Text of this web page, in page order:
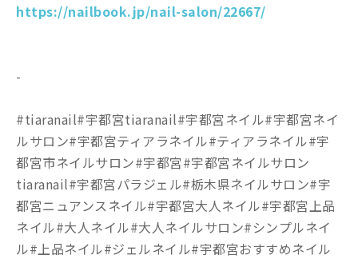
https://nailbook.jp/nail-salon/22667/
-
#tiaranail#宇都宮tiaranail#宇都宮ネイル#宇都宮ネイ
ルサロン#宇都宮ティアラネイル#ティアラネイル#宇
都宮市ネイルサロン#宇都宮#宇都宮ネイルサロン
tiaranail#宇都宮パラジェル#栃木県ネイルサロン#宇
都宮ニュアンスネイル#宇都宮大人ネイル#宇都宮上品
ネイル#大人ネイル#大人ネイルサロン#シンプルネイ
ル#上品ネイル#ジェルネイル#宇都宮おすすめネイル